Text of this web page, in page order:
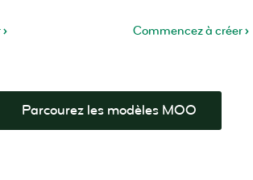
Commencez à créer
Parcourez les modèles MOO